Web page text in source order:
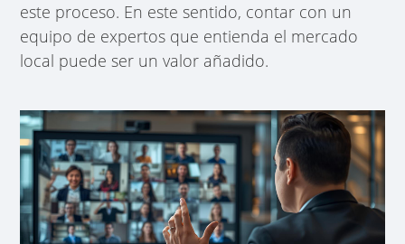
este proceso. En este sentido, contar con un
equipo de expertos que entienda el mercado
local puede ser un valor añadido.